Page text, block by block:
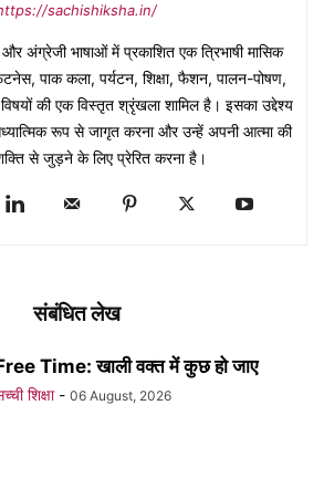
sachishiksha.in/
और अंग्रेजी भाषाओं में प्रकाशित एक त्रिभाषी मासिक
पाक कला, पर्यटन, शिक्षा, फैशन, पालन-पोषण,
की एक विस्तृत श्रृंखला शामिल है। इसका उद्देश्य
रूप से जागृत करना और उन्हें अपनी आत्मा की
से जुड़ने के लिए प्रेरित करना है।
संबंधित लेख
Time: खाली वक्त में कुछ हो जाए
शिक्षा - 06 August, 2026